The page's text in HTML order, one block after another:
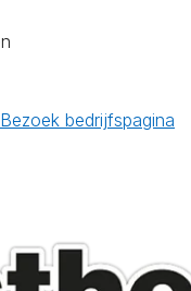
Bezoek bedrijfspagina